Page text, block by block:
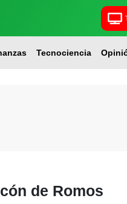
Tecnociencia
de Romos